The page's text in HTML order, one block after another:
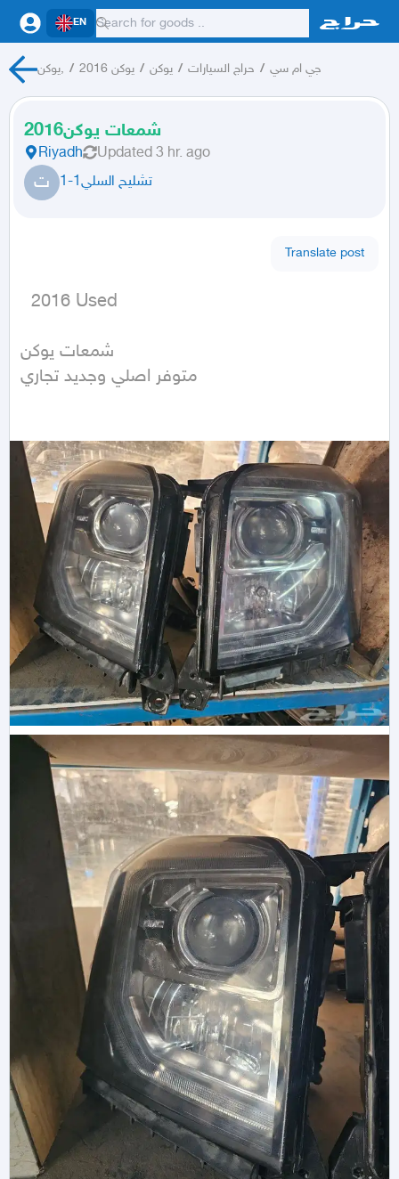
EN
يوكن, / يوكن 2016 / يوكن / حراج السيارات / جي ام سي
شمعات يوكن2016
Riyadh Updated 3 hr. ago
ت تشليح السلي1-1
Translate post
  2016 Used
شمعات يوكن
متوفر اصلي وجديد تجاري